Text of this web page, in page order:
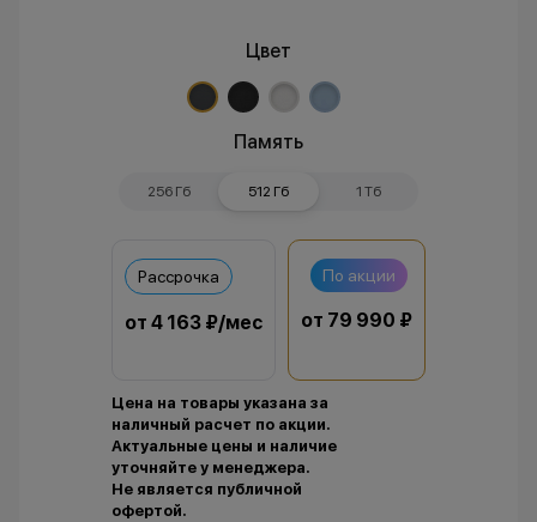
Цвет
Память
256 Гб 512 Гб 1 Тб
Рассрочка
от 4 163 ₽/мес
По акции
от 79 990 ₽
Цена на товары указана за
наличный расчет по акции.
Актуальные цены и наличие
уточняйте у менеджера.
Не является публичной
офертой.